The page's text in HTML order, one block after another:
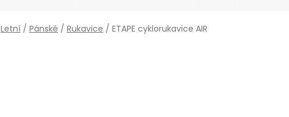
Letní / Pánské / Rukavice / ETAPE cyklorukavice AIR